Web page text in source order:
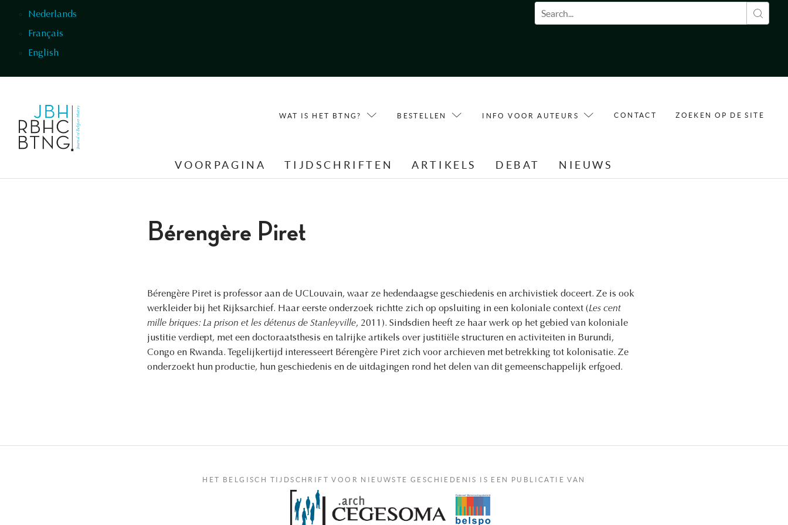
Nederlands
Français
English
Zoekveld
WAT IS HET BTNG? BESTELLEN INFO VOOR AUTEURS CONTACT ZOEKEN OP DE SITE
VOORPAGINA TIJDSCHRIFTEN ARTIKELS DEBAT NIEUWS
Bérengère Piret
Bérengère Piret is professor aan de UCLouvain, waar ze hedendaagse geschiedenis en archivistiek doceert. Ze is ook
werkleider bij het Rijksarchief. Haar eerste onderzoek richtte zich op opsluiting in een koloniale context (Les cent
mille briques: La prison et les détenus de Stanleyville, 2011). Sindsdien heeft ze haar werk op het gebied van koloniale
justitie verdiept, met een doctoraatsthesis en talrijke artikels over justitiële structuren en activiteiten in Burundi,
Congo en Rwanda. Tegelijkertijd interesseert Bérengère Piret zich voor archieven met betrekking tot kolonisatie. Ze
onderzoekt hun productie, hun geschiedenis en de uitdagingen rond het delen van dit gemeenschappelijk erfgoed.
HET BELGISCH TIJDSCHRIFT VOOR NIEUWSTE GESCHIEDENIS IS EEN PUBLICATIE VAN